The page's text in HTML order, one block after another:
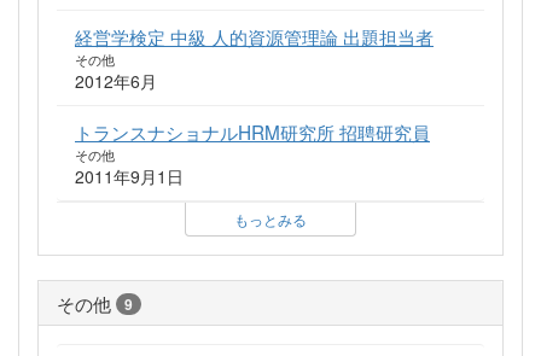
経営学検定 中級 人的資源管理論 出題担当者
その他
2012年6月
トランスナショナルHRM研究所 招聘研究員
その他
2011年9月1日
もっとみる
その他 9